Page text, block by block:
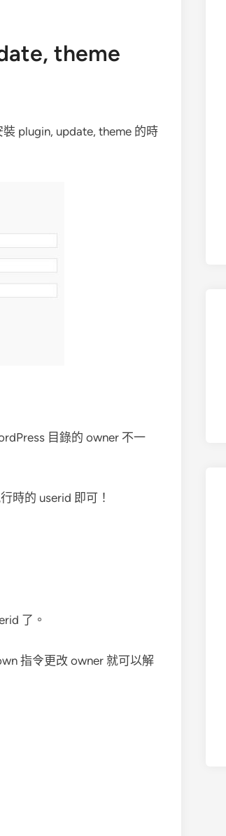
theme
plugin, update, theme 的時
目錄的 owner 不一
時的 userid 即可！
了。
指令更改 owner 就可以解